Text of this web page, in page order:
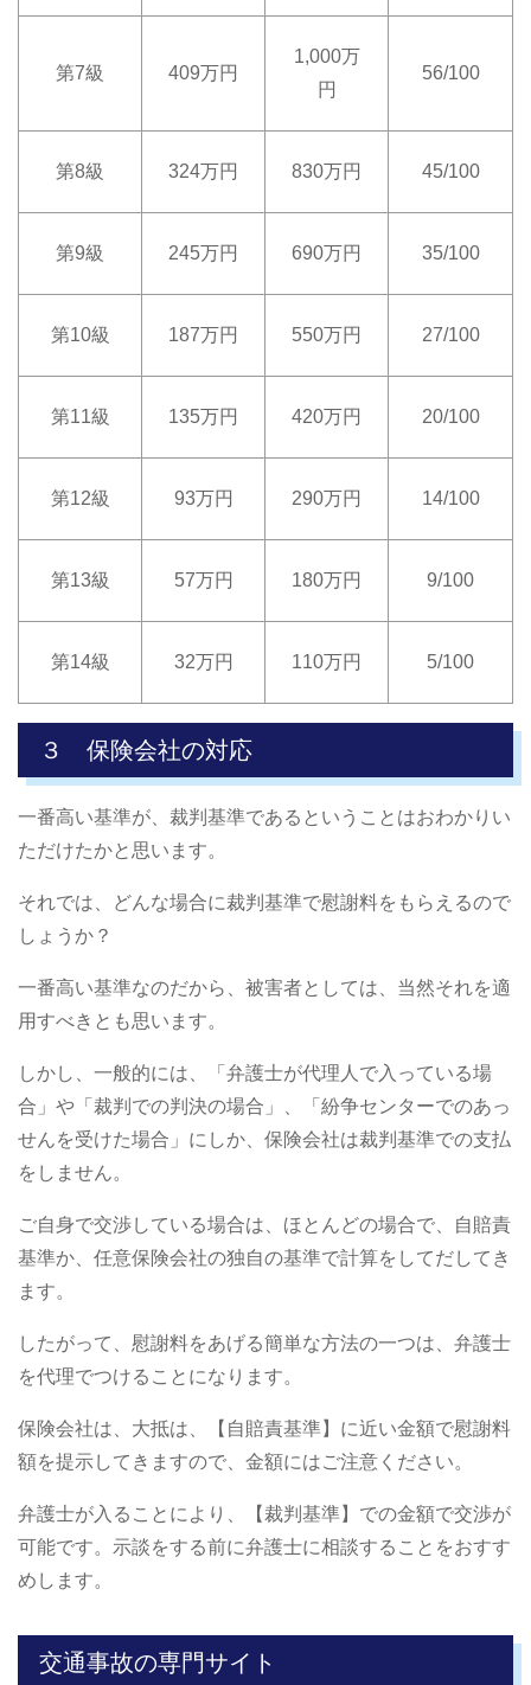
第7級 409万円
1,000万
円
56/100
第8級 324万円 830万円 45/100
第9級 245万円 690万円 35/100
第10級 187万円 550万円 27/100
第11級 135万円 420万円 20/100
第12級 93万円 290万円 14/100
第13級 57万円 180万円 9/100
第14級 32万円 110万円 5/100
３ 保険会社の対応
一番高い基準が、裁判基準であるということはおわかりい
ただけたかと思います。
それでは、どんな場合に裁判基準で慰謝料をもらえるので
しょうか？
一番高い基準なのだから、被害者としては、当然それを適
用すべきとも思います。
しかし、一般的には、「弁護士が代理人で入っている場
合」や「裁判での判決の場合」、「紛争センターでのあっ
せんを受けた場合」にしか、保険会社は裁判基準での支払
をしません。
ご自身で交渉している場合は、ほとんどの場合で、自賠責
基準か、任意保険会社の独自の基準で計算をしてだしてき
ます。
したがって、慰謝料をあげる簡単な方法の一つは、弁護士
を代理でつけることになります。
保険会社は、大抵は、【自賠責基準】に近い金額で慰謝料
額を提示してきますので、金額にはご注意ください。
弁護士が入ることにより、【裁判基準】での金額で交渉が
可能です。示談をする前に弁護士に相談することをおすす
めします。
交通事故の専門サイト